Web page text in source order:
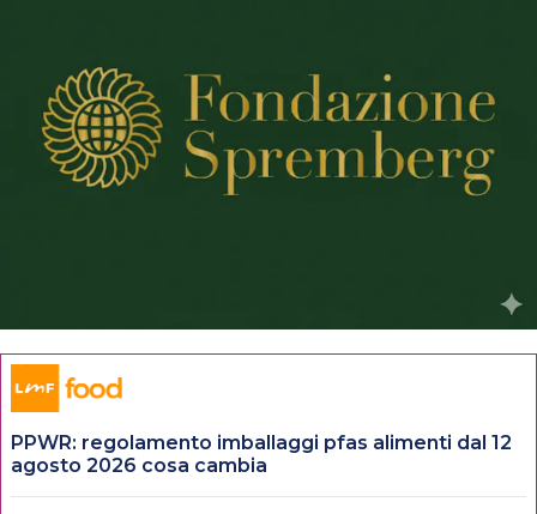
PPWR: regolamento imballaggi pfas alimenti dal 12
agosto 2026 cosa cambia